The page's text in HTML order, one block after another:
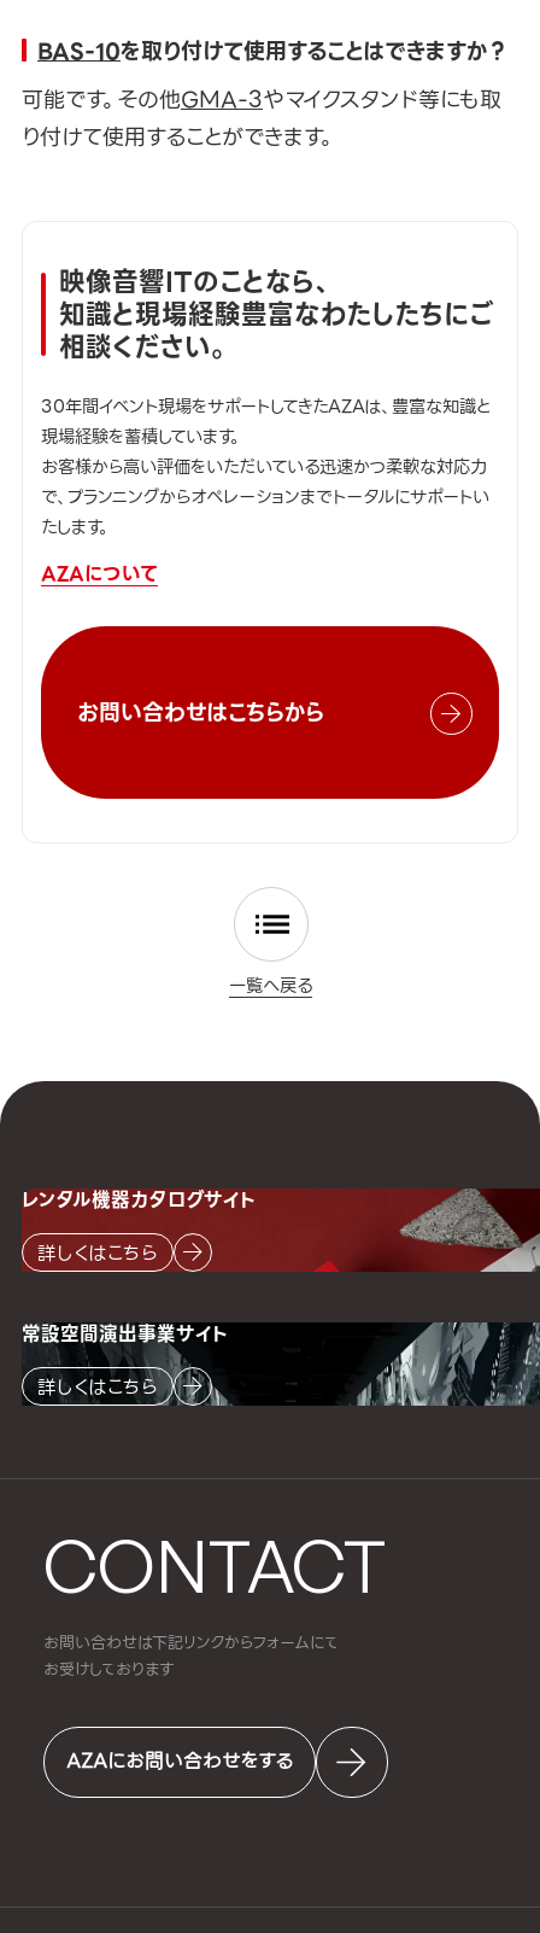
BAS-10を取り付けて使用することはできますか？
可能です。その他GMA-3やマイクスタンド等にも取
り付けて使用することができます。
映像音響ITのことなら、
知識と現場経験豊富なわたしたちにご
相談ください。
30年間イベント現場をサポートしてきたAZAは、豊富な知識と
現場経験を蓄積しています。
お客様から高い評価をいただいている迅速かつ柔軟な対応力
で、プランニングからオペレーションまでトータルにサポートい
たします。
AZAについて
お問い合わせはこちらから
一覧へ戻る
CONTACT
お問い合わせは下記リンクからフォームにて
お受けしております
AZAにお問い合わせをする
レンタル機器カタログサイト
詳しくはこちら
常設空間演出事業サイト
詳しくはこちら